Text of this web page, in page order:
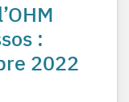
:
2022